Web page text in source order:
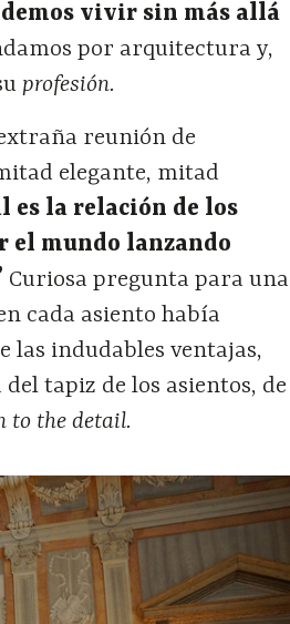
vivir sin más allá
por arquitectura y,
profesión.
reunión de
elegante, mitad
es la relación de los
el mundo lanzando
Curiosa pregunta para una
cada asiento había
las indudables ventajas,
tapiz de los asientos, de
to the detail.